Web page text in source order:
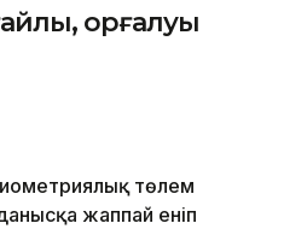
қорғалуы
төлем
жаппай еніп